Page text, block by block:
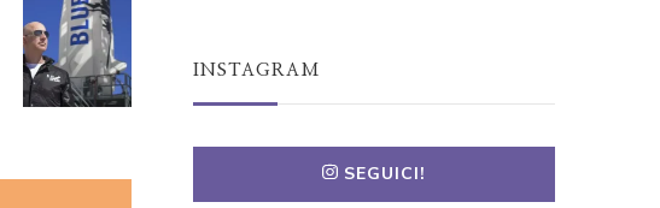
INSTAGRAM
SEGUICI!